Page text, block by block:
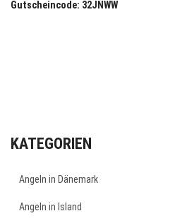
Gutscheincode: 32JNWW
KATEGORIEN
Angeln in Dänemark
Angeln in Island